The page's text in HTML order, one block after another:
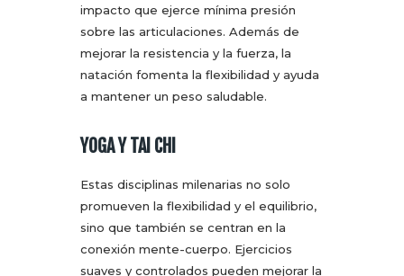
impacto que ejerce mínima presión
sobre las articulaciones. Además de
mejorar la resistencia y la fuerza, la
natación fomenta la flexibilidad y ayuda
a mantener un peso saludable.
YOGA Y TAI CHI
Estas disciplinas milenarias no solo
promueven la flexibilidad y el equilibrio,
sino que también se centran en la
conexión mente-cuerpo. Ejercicios
suaves y controlados pueden mejorar la